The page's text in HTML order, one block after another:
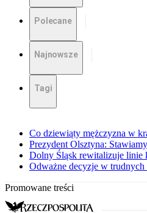
Polecane
Najnowsze
Tagi
Co dziewiąty mężczyzna w
Prezydent Olsztyna:
Dolny Śląsk rewitalizuje linie
Odważne decyzje w trudnych
Promowane treści